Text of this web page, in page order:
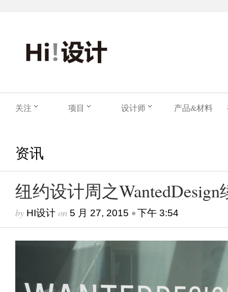
关注 项目 设计师 产品&材料
资讯
纽约设计周之WantedDesign
by HI设计 on 5 月 27, 2015 •下午 3:54